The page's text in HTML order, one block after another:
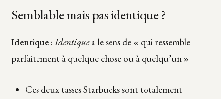
Semblable mais pas identique ?
Identique :Identiquea le sens de « qui ressemble
parfaitement à quelque chose ou à quelqu’un »
Ces deux tasses Starbucks sont totalement